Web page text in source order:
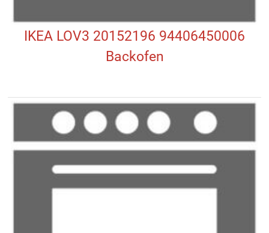
IKEA LOV3 20152196 94406450006
Backofen